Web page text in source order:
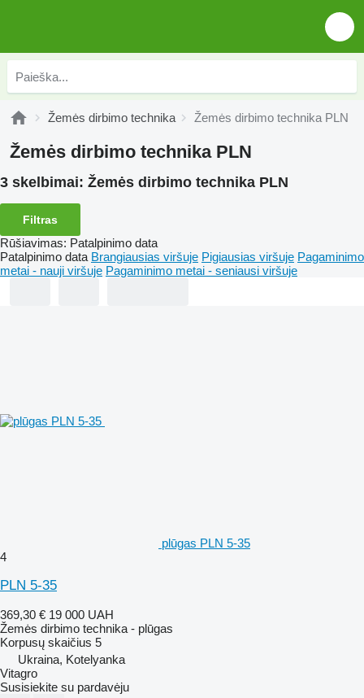
Žemės dirbimo technika Žemės dirbimo technika PLN
Žemės dirbimo technika PLN
3 skelbimai: Žemės dirbimo technika PLN
Filtras
Rūšiavimas: Patalpinimo data
Patalpinimo data Brangiausias viršuje Pigiausias viršuje Pagaminimo
metai - nauji viršuje Pagaminimo metai - seniausi viršuje
plūgas PLN 5-35
4
PLN 5-35
369,30 € 19 000 UAH
Žemės dirbimo technika - plūgas
Korpusų skaičius 5
Ukraina, Kotelyanka
Vitagro
Susisiekite su pardavėju